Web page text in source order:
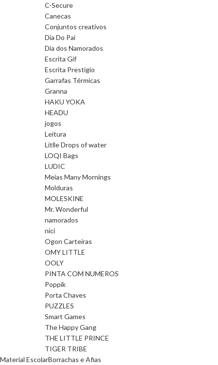
C-Secure
Canecas
Conjuntos creativos
Dia Do Pai
Dia dos Namorados
Escrita Gif
Escrita Prestigio
Garrafas Térmicas
Granna
HAKU YOKA
HEADU
jogos
Leitura
Litlle Drops of water
LOQI Bags
LUDIC
Meias Many Mornings
Molduras
MOLESKINE
Mr. Wonderful
namorados
nici
Ogon Carteiras
OMY LITTLE
OOLY
PINTA COM NUMEROS
Poppik
Porta Chaves
PUZZLES
Smart Games
The Happy Gang
THE LITTLE PRINCE
TIGER TRIBE
Material EscolarBorrachas e Afias